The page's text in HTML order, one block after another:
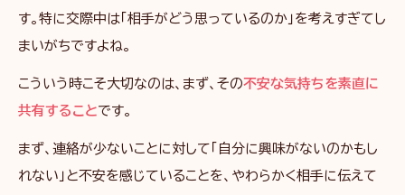
す。特に交際中は「相手がどう思っているのか」を考えすぎてし
まいがちですよね。
こういう時こそ大切なのは、まず、その不安な気持ちを素直に
共有することです。
まず、連絡が少ないことに対して「自分に興味がないのかもし
れない」と不安を感じていることを、やわらかく相手に伝えて